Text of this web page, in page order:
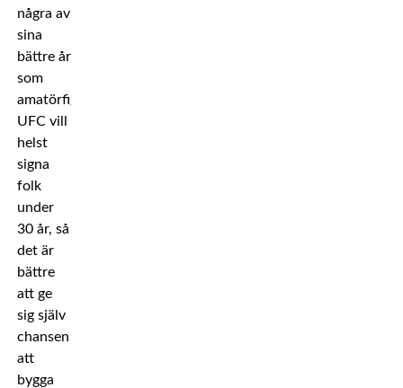
några av
sina
bättre år
som
amatörfighter.
UFC vill
helst
signa
folk
under
30 år, så
det är
bättre
att ge
sig själv
chansen
att
bygga